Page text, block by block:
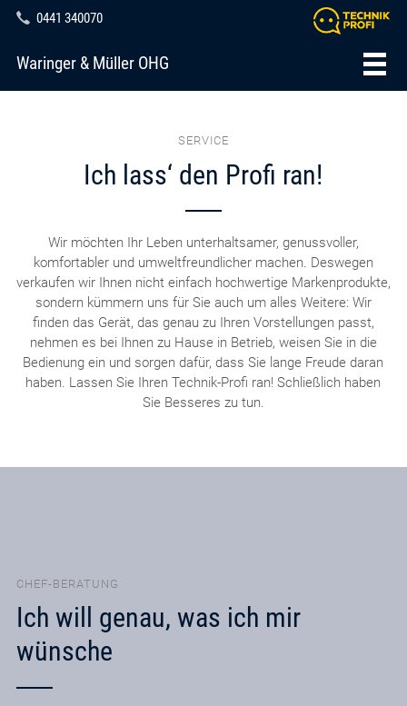
0441 340070
Waringer & Müller OHG
SERVICE
Ich lass‘ den Profi ran!
Wir möchten Ihr Leben unterhaltsamer, genussvoller,
komfortabler und umweltfreundlicher machen. Deswegen
verkaufen wir Ihnen nicht einfach hochwertige Markenprodukte,
sondern kümmern uns für Sie auch um alles Weitere: Wir
finden das Gerät, das genau zu Ihren Vorstellungen passt,
nehmen es bei Ihnen zu Hause in Betrieb, weisen Sie in die
Bedienung ein und sorgen dafür, dass Sie lange Freude daran
haben. Lassen Sie Ihren Technik-Profi ran! Schließlich haben
Sie Besseres zu tun.
CHEF-BERATUNG
Ich will genau, was ich mir
wünsche